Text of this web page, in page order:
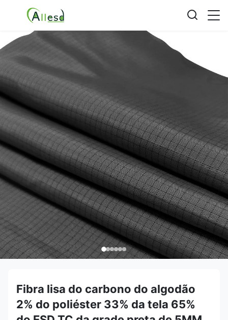
Fibra lisa do carbono do algodão
2% do poliéster 33% da tela 65%